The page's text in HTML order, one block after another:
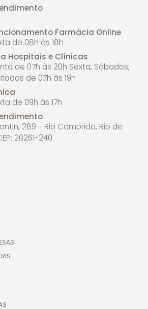
Farmácia Online
de 08h às 18h
Hospitais e Clínicas
de 07h às 20h Sexta, Sábados,
de 07h às 19h
de 09h às 17h
289 - Rio Comprido, Rio de
20261-240